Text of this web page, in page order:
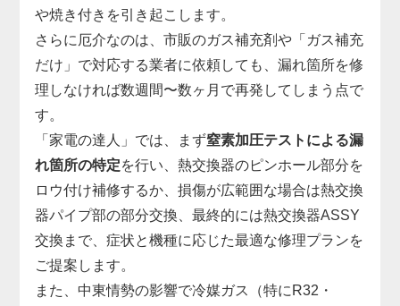
や焼き付きを引き起こします。
さらに厄介なのは、市販のガス補充剤や「ガス補充
だけ」で対応する業者に依頼しても、漏れ箇所を修
理しなければ数週間〜数ヶ月で再発してしまう点で
す。
「家電の達人」では、まず窒素加圧テストによる漏
れ箇所の特定を行い、熱交換器のピンホール部分を
ロウ付け補修するか、損傷が広範囲な場合は熱交換
器パイプ部の部分交換、最終的には熱交換器ASSY
交換まで、症状と機種に応じた最適な修理プランを
ご提案します。
また、中東情勢の影響で冷媒ガス（特にR32・